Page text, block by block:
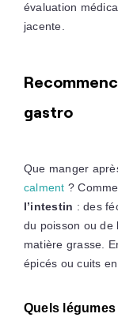
évaluation
jacente.
gastro
Que manger
calment ?
l’intestin : des
du poisson ou de
matière grasse.
épicés ou cuits
Quels